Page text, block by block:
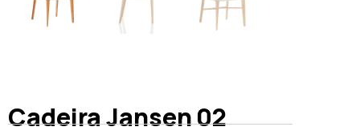
Cadeira Jansen 02